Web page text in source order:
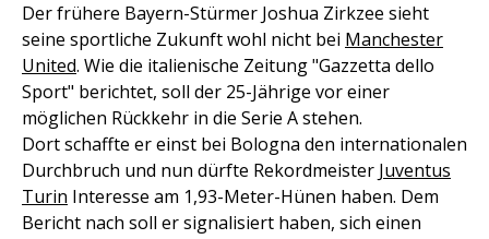
Der frühere Bayern-Stürmer Joshua Zirkzee sieht
seine sportliche Zukunft wohl nicht bei Manchester
United. Wie die italienische Zeitung "Gazzetta dello
Sport" berichtet, soll der 25-Jährige vor einer
möglichen Rückkehr in die Serie A stehen.
Dort schaffte er einst bei Bologna den internationalen
Durchbruch und nun dürfte Rekordmeister Juventus
Turin Interesse am 1,93-Meter-Hünen haben. Dem
Bericht nach soll er signalisiert haben, sich einen